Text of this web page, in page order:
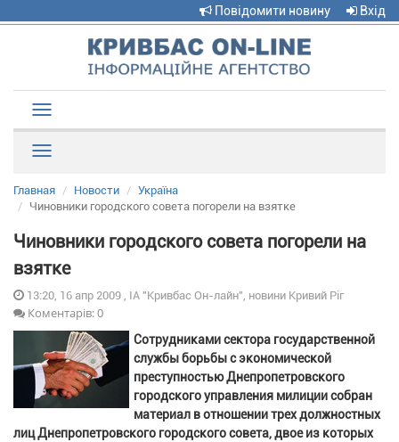
Повідомити новину Вхід
navigation
Главная Новости
Україна
Чиновники городского совета погорели на взятке
Чиновники городского совета погорели на
взятке
13:20, 16 апр 2009 , ІА "Кривбас Он-лайн", новини Кривий Ріг
Коментарів: 0
Сотрудниками сектора государственной
службы борьбы с экономической
преступностью Днепропетровского
городского управления милиции собран
материал в отношении трех должностных
лиц Днепропетровского городского совета, двое из которых